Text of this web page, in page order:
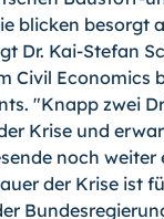
blicken besorgt
Dr. Kai-Stefan
Civil Economics
"Knapp zwei
Krise und
noch weiter
der Krise ist